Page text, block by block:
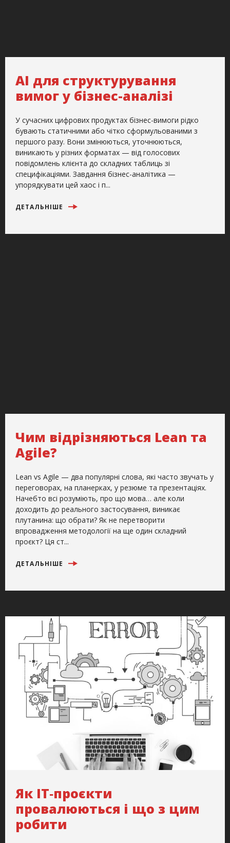
AI для структурування
вимог у бізнес-аналізі
У сучасних цифрових продуктах бізнес-вимоги рідко
бувають статичними або чітко сформульованими з
першого разу. Вони змінюються, уточнюються,
виникають у різних форматах — від голосових
повідомлень клієнта до складних таблиць зі
специфікаціями. Завдання бізнес-аналітика —
упорядкувати цей хаос і п...
ДЕТАЛЬНІШЕ
Чим відрізняються Lean та
Agile?
Lean vs Agile — два популярні слова, які часто звучать у
переговорах, на планерках, у резюме та презентаціях.
Начебто всі розуміють, про що мова… але коли
доходить до реального застосування, виникає
плутанина: що обрати? Як не перетворити
впровадження методології на ще один складний
проєкт? Ця ст...
ДЕТАЛЬНІШЕ
Як ІТ‑проєкти
провалюються і що з цим
робити